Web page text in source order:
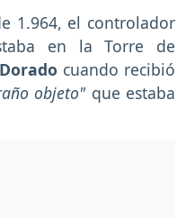
1.964, el controlador
en la Torre de
cuando recibió
objeto" que estaba